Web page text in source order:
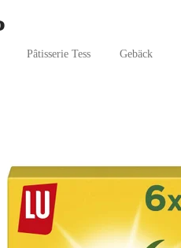
Pâtisserie Tess Gebäck